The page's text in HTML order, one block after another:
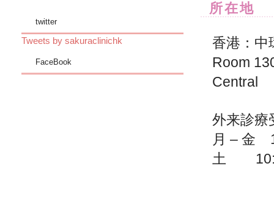
所在地
香港：中
Room
Central
外来診療
月 – 金
土
twitter
Tweets by sakuraclinichk
FaceBook